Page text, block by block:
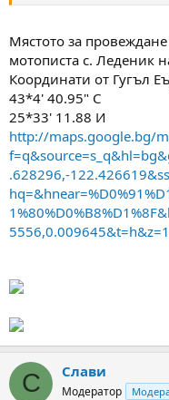
Мястото за
мотописта с. Леденик
Координати от Гугъл
43*4' 40.95" С
25*33' 11.88 И
http://maps.google.bg/
.628296,-
С Слави
Модератор